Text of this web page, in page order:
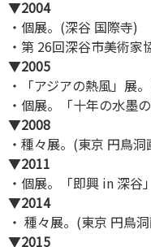
▼2004
・個展。(深谷 国際寺)
・第 26回深谷市美術家
▼2005
・「アジアの熱風」展
・個展。「十年の水墨
▼2008
・種々展。(東京 円鳥洞
▼2011
・個展。「即興 in 深谷」
▼2014
・ 種々展。(東京 円鳥
▼2015